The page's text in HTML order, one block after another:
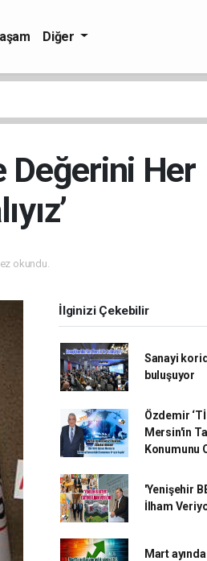
Diğer
Değerini Her
okundu.
İlginizi Çekebilir
Sanayi
buluşuyor
Özdemir
Mersin'in
Konumunu
'Yenişehir
İlham
Mart